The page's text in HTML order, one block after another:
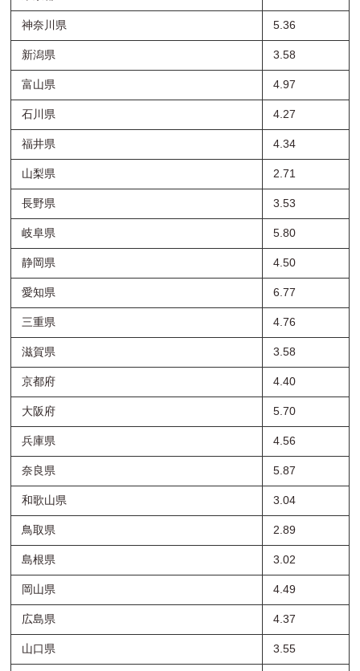
神奈川県 5.36
新潟県 3.58
富山県 4.97
石川県 4.27
福井県 4.34
山梨県 2.71
長野県 3.53
岐阜県 5.80
静岡県 4.50
愛知県 6.77
三重県 4.76
滋賀県 3.58
京都府 4.40
大阪府 5.70
兵庫県 4.56
奈良県 5.87
和歌山県 3.04
鳥取県 2.89
島根県 3.02
岡山県 4.49
広島県 4.37
山口県 3.55